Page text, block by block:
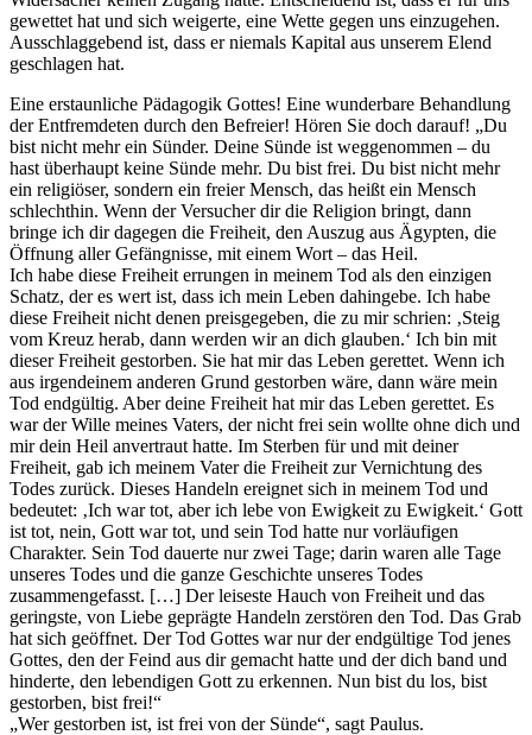
gewettet hat und sich weigerte, eine Wette gegen uns einzugehen.
Ausschlaggebend ist, dass er niemals Kapital aus unserem Elend
geschlagen hat.
Eine erstaunliche Pädagogik Gottes! Eine wunderbare Behandlung
der Entfremdeten durch den Befreier! Hören Sie doch darauf! „Du
bist nicht mehr ein Sünder. Deine Sünde ist weggenommen – du
hast überhaupt keine Sünde mehr. Du bist frei. Du bist nicht mehr
ein religiöser, sondern ein freier Mensch, das heißt ein Mensch
schlechthin. Wenn der Versucher dir die Religion bringt, dann
bringe ich dir dagegen die Freiheit, den Auszug aus Ägypten, die
Öffnung aller Gefängnisse, mit einem Wort – das Heil.
Ich habe diese Freiheit errungen in meinem Tod als den einzigen
Schatz, der es wert ist, dass ich mein Leben dahingebe. Ich habe
diese Freiheit nicht denen preisgegeben, die zu mir schrien: ‚Steig
vom Kreuz herab, dann werden wir an dich glauben.‘ Ich bin mit
dieser Freiheit gestorben. Sie hat mir das Leben gerettet. Wenn ich
aus irgendeinem anderen Grund gestorben wäre, dann wäre mein
Tod endgültig. Aber deine Freiheit hat mir das Leben gerettet. Es
war der Wille meines Vaters, der nicht frei sein wollte ohne dich und
mir dein Heil anvertraut hatte. Im Sterben für und mit deiner
Freiheit, gab ich meinem Vater die Freiheit zur Vernichtung des
Todes zurück. Dieses Handeln ereignet sich in meinem Tod und
bedeutet: ‚Ich war tot, aber ich lebe von Ewigkeit zu Ewigkeit.‘ Gott
ist tot, nein, Gott war tot, und sein Tod hatte nur vorläufigen
Charakter. Sein Tod dauerte nur zwei Tage; darin waren alle Tage
unseres Todes und die ganze Geschichte unseres Todes
zusammengefasst. […] Der leiseste Hauch von Freiheit und das
geringste, von Liebe geprägte Handeln zerstören den Tod. Das Grab
hat sich geöffnet. Der Tod Gottes war nur der endgültige Tod jenes
Gottes, den der Feind aus dir gemacht hatte und der dich band und
hinderte, den lebendigen Gott zu erkennen. Nun bist du los, bist
gestorben, bist frei!“
„Wer gestorben ist, ist frei von der Sünde“, sagt Paulus.